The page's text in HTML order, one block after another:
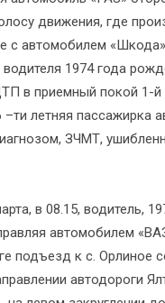
движения, где
с автомобилем
1974 года
в приемный покой 1-
–ти летняя пассажирка
ЗЧМТ,
в 08.15, водитель,
автомобилем
подъезд к с. Орлиное
автодороги